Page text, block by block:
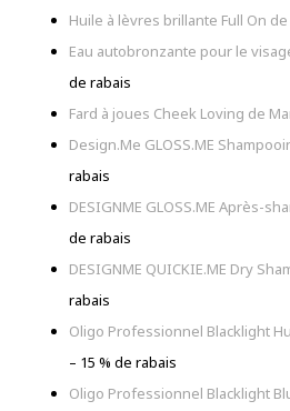
Huile à lèvres brillante Full On
Eau autobronzante pour le
de rabais
Fard à joues Cheek Loving de
Design.Me GLOSS.ME
rabais
DESIGNME GLOSS.ME Après-
de rabais
DESIGNME QUICKIE.ME Dry
rabais
Oligo Professionnel Blacklight
– 15 % de rabais
Oligo Professionnel Blacklight